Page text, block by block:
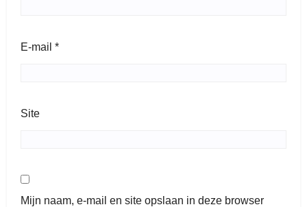
E-mail *
Site
Mijn naam, e-mail en site opslaan in deze browser